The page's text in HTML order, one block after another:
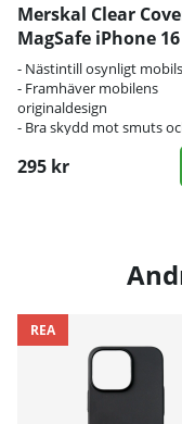
Merskal Clear
MagSafe iPhone
Max
- Nästintill osynligt
- Framhäver mobilens
originaldesign
- Bra skydd mot smuts
295 kr
REA